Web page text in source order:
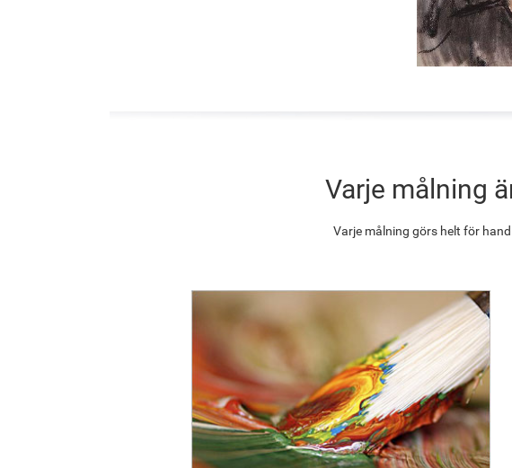
Varje målning
Varje målning görs helt för